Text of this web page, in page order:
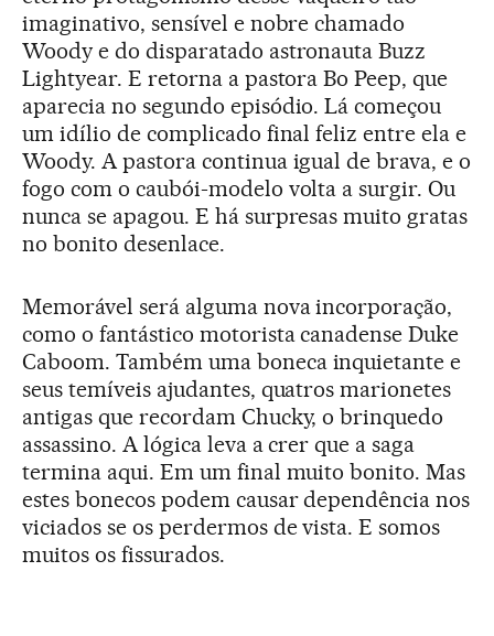
imaginativo, sensível e nobre chamado
Woody e do disparatado astronauta Buzz
Lightyear. E retorna a pastora Bo Peep, que
aparecia no segundo episódio. Lá começou
um idílio de complicado final feliz entre ela e
Woody. A pastora continua igual de brava, e o
fogo com o caubói-modelo volta a surgir. Ou
nunca se apagou. E há surpresas muito gratas
no bonito desenlace.
Memorável será alguma nova incorporação,
como o fantástico motorista canadense Duke
Caboom. Também uma boneca inquietante e
seus temíveis ajudantes, quatros marionetes
antigas que recordam Chucky, o brinquedo
assassino. A lógica leva a crer que a saga
termina aqui. Em um final muito bonito. Mas
estes bonecos podem causar dependência nos
viciados se os perdermos de vista. E somos
muitos os fissurados.